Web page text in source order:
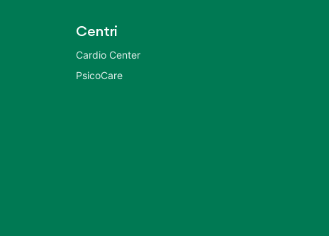
Centri
Cardio Center
PsicoCare